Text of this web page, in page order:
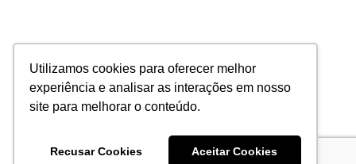
Utilizamos cookies para oferecer melhor
experiência e analisar as interações em nosso
site para melhorar o conteúdo.
Recusar Cookies Aceitar Cookies